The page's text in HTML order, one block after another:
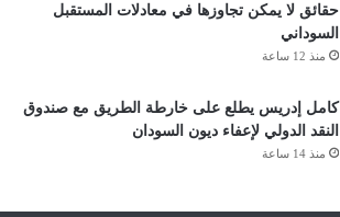
حقائق لا يمكن تجاوزها في معادلات المستقبل
السوداني
منذ 12 ساعة
كامل إدريس يطلع على خارطة الطريق مع صندوق
النقد الدولي لإعفاء ديون السودان
منذ 14 ساعة